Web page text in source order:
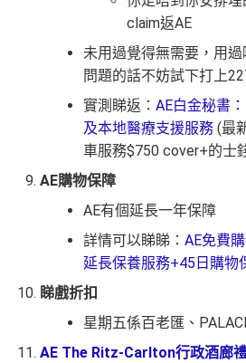
claim返AE
未用過覺得無需要，用
問題的話不妨試下打上
實測睇返： AE白金秘書
及本地醫療支援服務 (最
車服務$750 cover+的士
AE購物保障
AE有個延長一年保障
詳情可以睇睇： AE免費
延長保養服務+45日購物
睇戲折扣
星期五係百老匯、
AE The Ritz-Carlton行政酒廊